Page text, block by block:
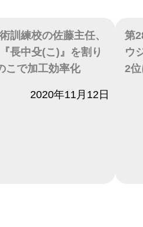
訓練校の佐藤主任、
長中殳(こ)』を割り
こで加工効率化
2020年11月12日
第
ウ
2